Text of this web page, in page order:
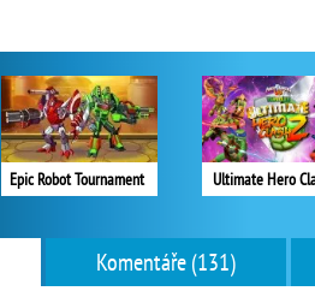
Epic Robot Tournament Ultimate Hero
Komentáře (131)